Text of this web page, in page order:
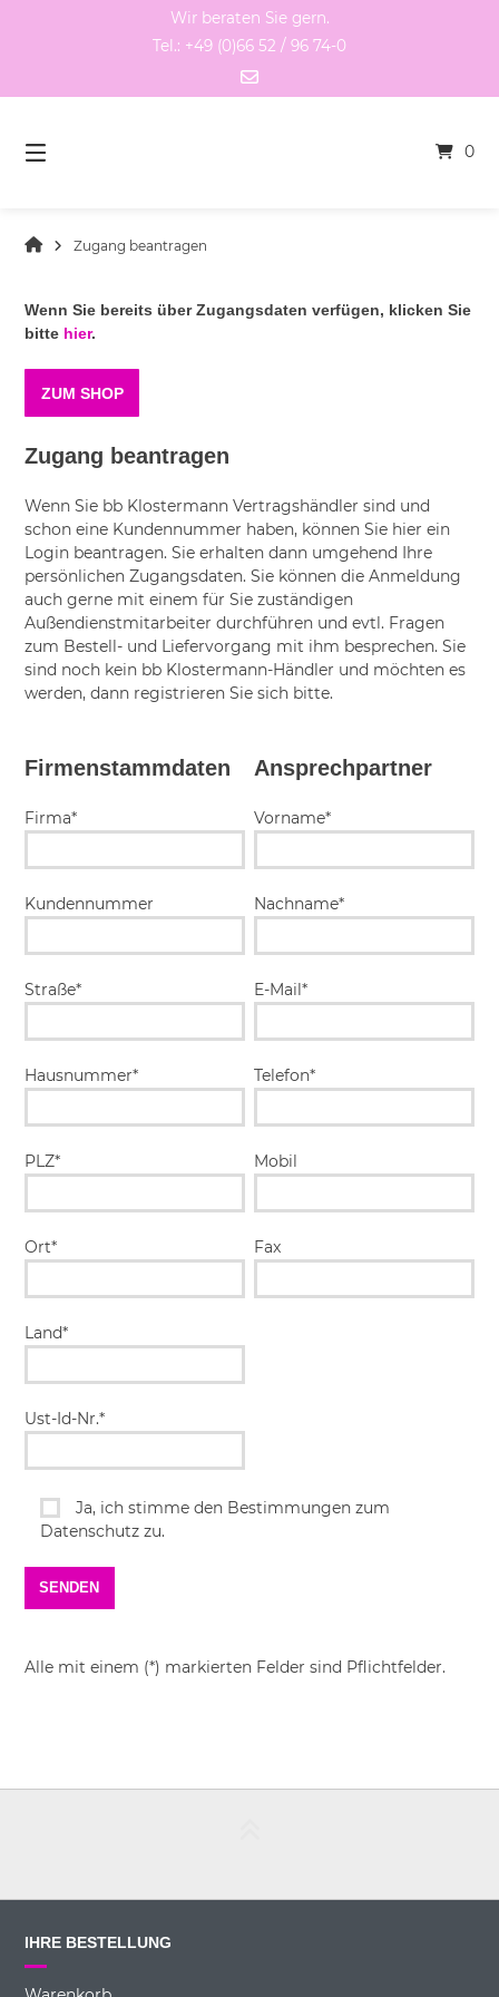
Wir beraten Sie gern.
Tel.: +49 (0)66 52 / 96 74-0
0
Zugang beantragen
Wenn Sie bereits über Zugangsdaten verfügen, klicken Sie
bitte hier.
ZUM SHOP
Zugang beantragen
Wenn Sie bb Klostermann Vertragshändler sind und
schon eine Kundennummer haben, können Sie hier ein
Login beantragen. Sie erhalten dann umgehend Ihre
persönlichen Zugangsdaten. Sie können die Anmeldung
auch gerne mit einem für Sie zuständigen
Außendienstmitarbeiter durchführen und evtl. Fragen
zum Bestell- und Liefervorgang mit ihm besprechen. Sie
sind noch kein bb Klostermann-Händler und möchten es
werden, dann registrieren Sie sich bitte.
Firmenstammdaten
Firma*
Kundennummer
Straße*
Hausnummer*
PLZ*
Ort*
Land*
Ust-Id-Nr.*
Ansprechpartner
Vorname*
Nachname*
E-Mail*
Telefon*
Mobil
Fax
Ja, ich stimme den Bestimmungen zum
Datenschutz zu.
Alle mit einem (*) markierten Felder sind Pflichtfelder.
IHRE BESTELLUNG